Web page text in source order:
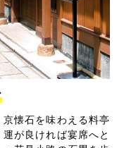
懐石を味わえる料亭
が良ければ宴席へと